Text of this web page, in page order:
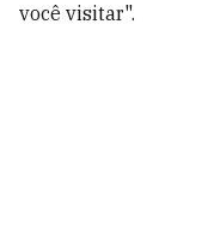
você visitar".